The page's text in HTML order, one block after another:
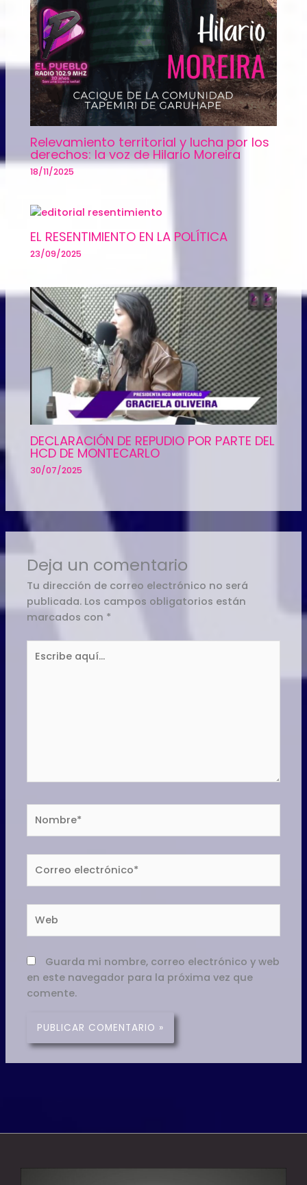
Relevamiento territorial y lucha por los
derechos: la voz de Hilario Moreira
18/11/2025
EL RESENTIMIENTO EN LA POLÍTICA
23/09/2025
DECLARACIÓN DE REPUDIO POR PARTE DEL
HCD DE MONTECARLO
30/07/2025
Deja un comentario
Tu dirección de correo electrónico no será
publicada. Los campos obligatorios están
marcados con *
aquí...
electrónico*
Guarda mi nombre, correo electrónico y web
en este navegador para la próxima vez que
comente.